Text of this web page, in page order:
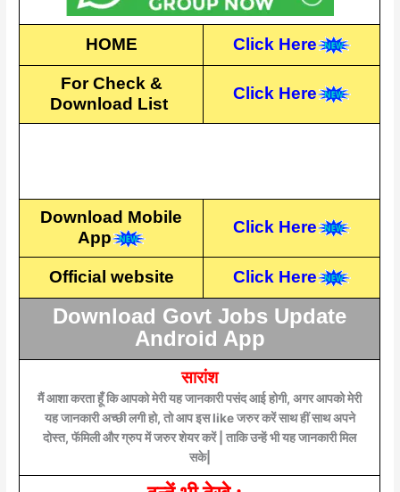
HOME Click Here
For Check &
Download List
Click Here
Download Mobile
App
Click Here
Official website Click Here
Download Govt Jobs Update
Android App
सारांश
मैं आशा करता हूँ कि आपको मेरी यह जानकारी पसंद आई होगी, अगर आपको मेरी
यह जानकारी अच्छी लगी हो, तो आप इस like जरुर करें साथ हीं साथ अपने
दोस्त, फॅमिली और ग्रुप में जरुर शेयर करें | ताकि उन्हें भी यह जानकारी मिल
सके|